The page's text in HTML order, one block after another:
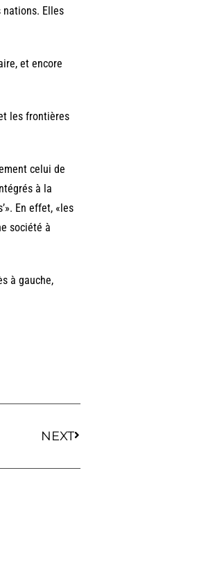
Elles
et encore
les frontières
celui de
à la
En effet, «les
société à
à gauche,
NEXT